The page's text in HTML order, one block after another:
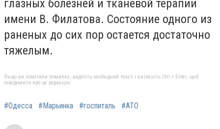
глазных болезней и тканевой терапии
имени В. Филатова. Состояние одного из
раненых до сих пор остается достаточно
тяжелым.
Якщо ви помітили помилку, виділіть необхідний текст і натисніть Ctrl + Enter, щоб
повідомити про це редакцію
#Одесса #Марьинка #госпиталь #АТО